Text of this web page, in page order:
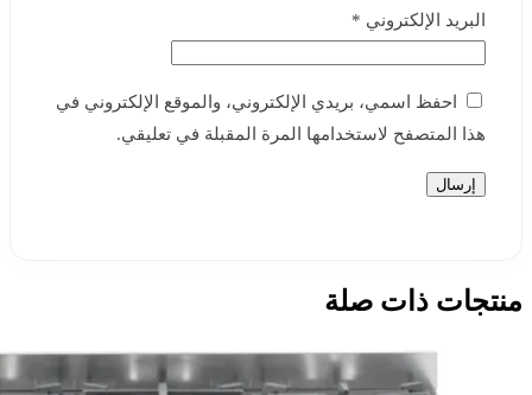
البريد الإلكتروني *
احفظ اسمي، بريدي الإلكتروني، والموقع الإلكتروني في
هذا المتصفح لاستخدامها المرة المقبلة في تعليقي.
منتجات ذات صلة